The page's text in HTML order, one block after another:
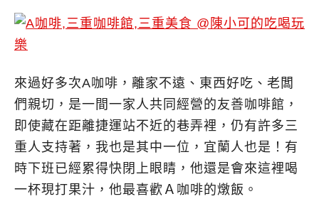
來過好多次A咖啡，離家不遠、東西好吃、老闆
們親切，是一間一家人共同經營的友善咖啡館，
即使藏在距離捷運站不近的巷弄裡，仍有許多三
重人支持著，我也是其中一位，宜蘭人也是！有
時下班已經累得快閉上眼睛，他還是會來這裡喝
一杯現打果汁，他最喜歡Ａ咖啡的燉飯。